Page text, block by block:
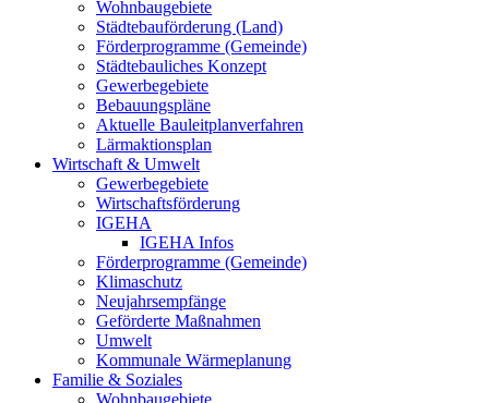
Wohnbaugebiete
Städtebauförderung (Land)
Förderprogramme (Gemeinde)
Städtebauliches Konzept
Gewerbegebiete
Bebauungspläne
Aktuelle Bauleitplanverfahren
Lärmaktionsplan
Wirtschaft & Umwelt
Gewerbegebiete
Wirtschaftsförderung
IGEHA
IGEHA Infos
Förderprogramme (Gemeinde)
Klimaschutz
Neujahrsempfänge
Geförderte Maßnahmen
Umwelt
Kommunale Wärmeplanung
Familie & Soziales
Wohnbaugebiete